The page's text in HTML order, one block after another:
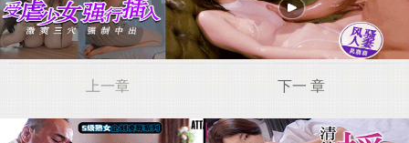
上一章 下一 章